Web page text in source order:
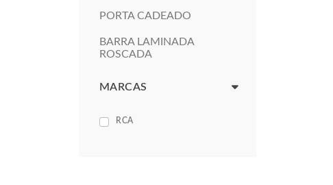
PORTA CADEADO
BARRA LAMINADA
ROSCADA
MARCAS
RCA